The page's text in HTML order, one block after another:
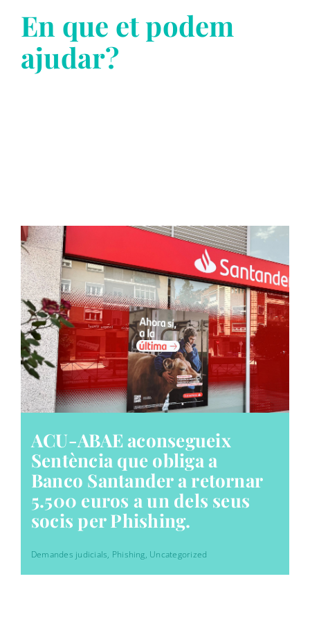
En que et podem
ajudar?
ACU-ABAE aconsegueix
Sentència que obliga a
Banco Santander a retornar
5.500 euros a un dels seus
socis per Phishing.
Demandes judicials, Phishing, Uncategorized